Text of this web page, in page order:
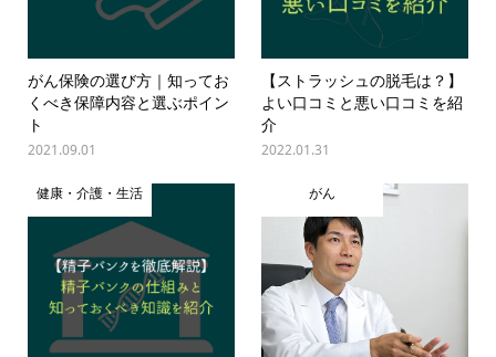
がん保険の選び方｜知ってお
くべき保障内容と選ぶポイン
ト
2021.09.01
【ストラッシュの脱毛は？】
よい口コミと悪い口コミを紹
介
2022.01.31
健康・介護・生活 がん